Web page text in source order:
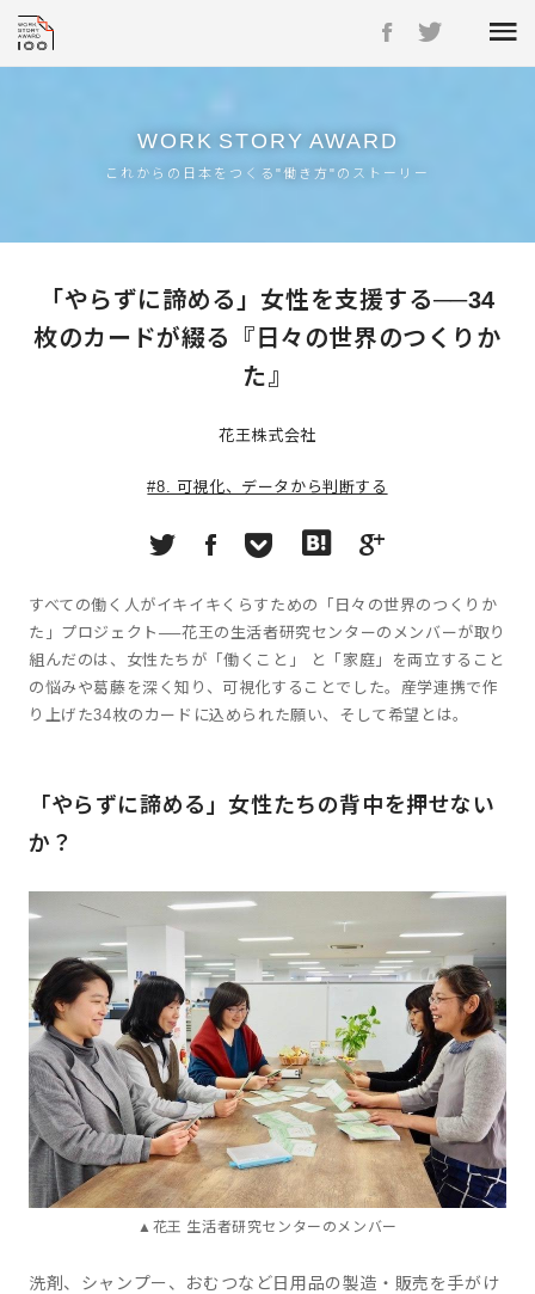
WORK STORY AWARD
これからの日本をつくる"働き方"のストーリー
「やらずに諦める」女性を支援する──34
枚のカードが綴る『日々の世界のつくりか
た』
花王株式会社
#8. 可視化、データから判断する
すべての働く人がイキイキくらすための「日々の世界のつくりか
た」プロジェクト──花王の生活者研究センターのメンバーが取り
組んだのは、女性たちが「働くこと」 と「家庭」を両立すること
の悩みや葛藤を深く知り、可視化することでした。産学連携で作
り上げた34枚のカードに込められた願い、そして希望とは。
「やらずに諦める」女性たちの背中を押せない
か？
▲花王 生活者研究センターのメンバー
洗剤、シャンプー、おむつなど日用品の製造・販売を手がけ